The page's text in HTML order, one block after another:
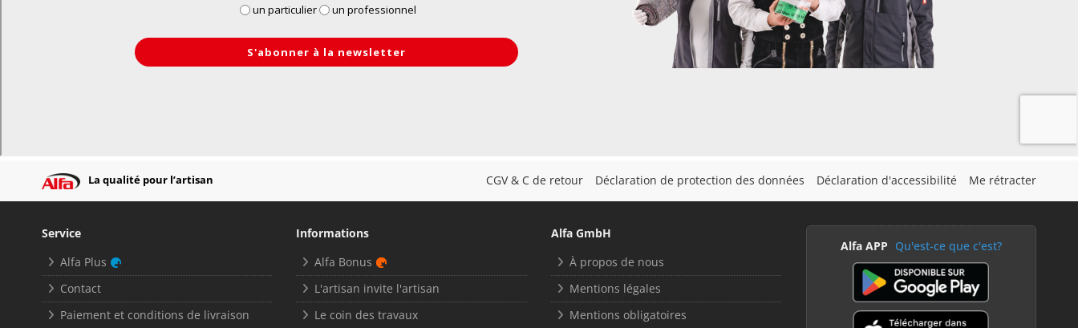
La qualité pour l’artisan CGV & C de retour Déclaration de protection des données Déclaration d'accessibilité Me rétracter
Service
Alfa Plus
Contact
Paiement et conditions de livraison
Informations
Alfa Bonus
L'artisan invite l'artisan
Le coin des travaux
Alfa GmbH
À propos de nous
Mentions légales
Mentions obligatoires
Alfa APP Qu'est-ce que c'est?